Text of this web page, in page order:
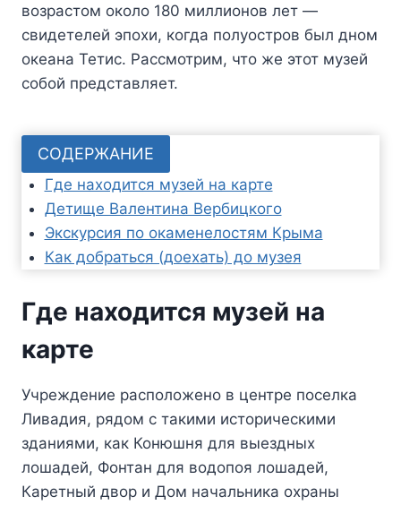
возрастом около 180 миллионов лет —
свидетелей эпохи, когда полуостров был дном
океана Тетис. Рассмотрим, что же этот музей
собой представляет.
СОДЕРЖАНИЕ
Где находится музей на карте
Детище Валентина Вербицкого
Экскурсия по окаменелостям Крыма
Как добраться (доехать) до музея
Где находится музей на
карте
Учреждение расположено в центре поселка
Ливадия, рядом с такими историческими
зданиями, как Конюшня для выездных
лошадей, Фонтан для водопоя лошадей,
Каретный двор и Дом начальника охраны